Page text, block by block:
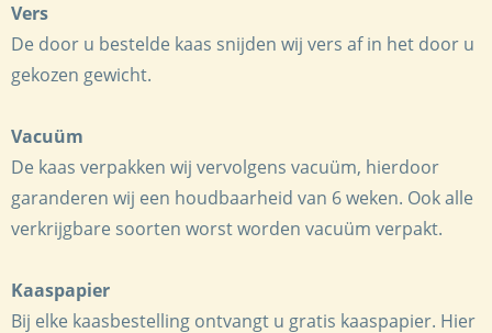
Vers
De door u bestelde kaas snijden wij vers af in het door u
gekozen gewicht.
Vacuüm
De kaas verpakken wij vervolgens vacuüm, hierdoor
garanderen wij een houdbaarheid van 6 weken. Ook alle
verkrijgbare soorten worst worden vacuüm verpakt.
Kaaspapier
Bij elke kaasbestelling ontvangt u gratis kaaspapier. Hier